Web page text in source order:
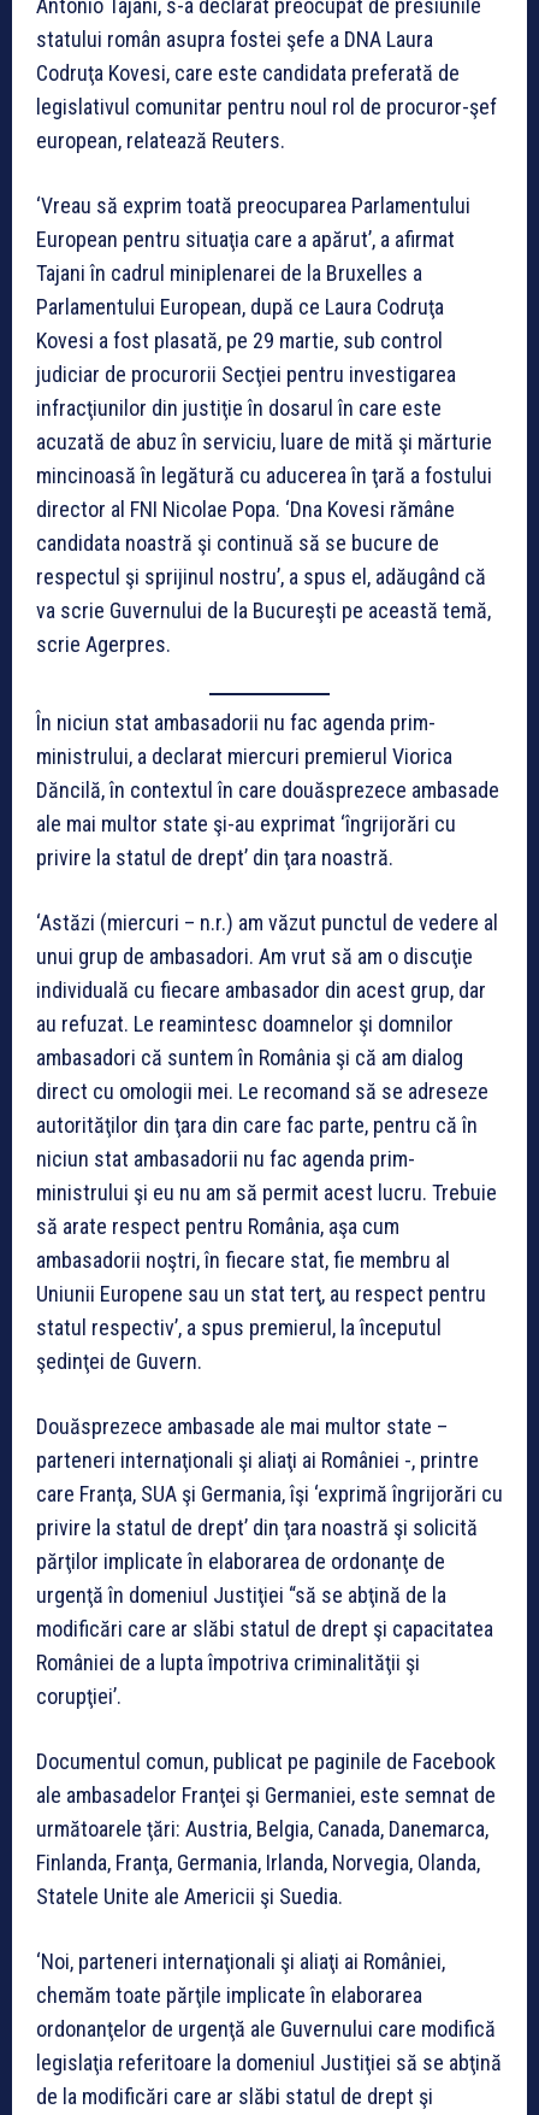
statului român asupra fostei şefe a DNA Laura
Codruţa Kovesi, care este candidata preferată de
legislativul comunitar pentru noul rol de procuror-şef
european, relatează Reuters.
‘Vreau să exprim toată preocuparea Parlamentului
European pentru situaţia care a apărut’, a afirmat
Tajani în cadrul miniplenarei de la Bruxelles a
Parlamentului European, după ce Laura Codruţa
Kovesi a fost plasată, pe 29 martie, sub control
judiciar de procurorii Secţiei pentru investigarea
infracţiunilor din justiţie în dosarul în care este
acuzată de abuz în serviciu, luare de mită şi mărturie
mincinoasă în legătură cu aducerea în ţară a fostului
director al FNI Nicolae Popa. ‘Dna Kovesi rămâne
candidata noastră şi continuă să se bucure de
respectul şi sprijinul nostru’, a spus el, adăugând că
va scrie Guvernului de la Bucureşti pe această temă,
scrie Agerpres.
În niciun stat ambasadorii nu fac agenda prim-
ministrului, a declarat miercuri premierul Viorica
Dăncilă, în contextul în care douăsprezece ambasade
ale mai multor state şi-au exprimat ‘îngrijorări cu
privire la statul de drept’ din ţara noastră.
‘Astăzi (miercuri – n.r.) am văzut punctul de vedere al
unui grup de ambasadori. Am vrut să am o discuţie
individuală cu fiecare ambasador din acest grup, dar
au refuzat. Le reamintesc doamnelor şi domnilor
ambasadori că suntem în România şi că am dialog
direct cu omologii mei. Le recomand să se adreseze
autorităţilor din ţara din care fac parte, pentru că în
niciun stat ambasadorii nu fac agenda prim-
ministrului şi eu nu am să permit acest lucru. Trebuie
să arate respect pentru România, aşa cum
ambasadorii noştri, în fiecare stat, fie membru al
Uniunii Europene sau un stat terţ, au respect pentru
statul respectiv’, a spus premierul, la începutul
şedinţei de Guvern.
Douăsprezece ambasade ale mai multor state –
parteneri internaţionali şi aliaţi ai României -, printre
care Franţa, SUA şi Germania, îşi ‘exprimă îngrijorări cu
privire la statul de drept’ din ţara noastră şi solicită
părţilor implicate în elaborarea de ordonanţe de
urgenţă în domeniul Justiţiei “să se abţină de la
modificări care ar slăbi statul de drept şi capacitatea
României de a lupta împotriva criminalităţii şi
corupţiei’.
Documentul comun, publicat pe paginile de Facebook
ale ambasadelor Franţei şi Germaniei, este semnat de
următoarele ţări: Austria, Belgia, Canada, Danemarca,
Finlanda, Franţa, Germania, Irlanda, Norvegia, Olanda,
Statele Unite ale Americii şi Suedia.
‘Noi, parteneri internaţionali şi aliaţi ai României,
chemăm toate părţile implicate în elaborarea
ordonanţelor de urgenţă ale Guvernului care modifică
legislaţia referitoare la domeniul Justiţiei să se abţină
de la modificări care ar slăbi statul de drept şi